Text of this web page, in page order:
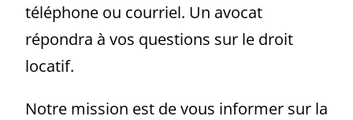
téléphone ou courriel. Un avocat
répondra à vos questions sur le droit
locatif.
Notre mission est de vous informer sur la